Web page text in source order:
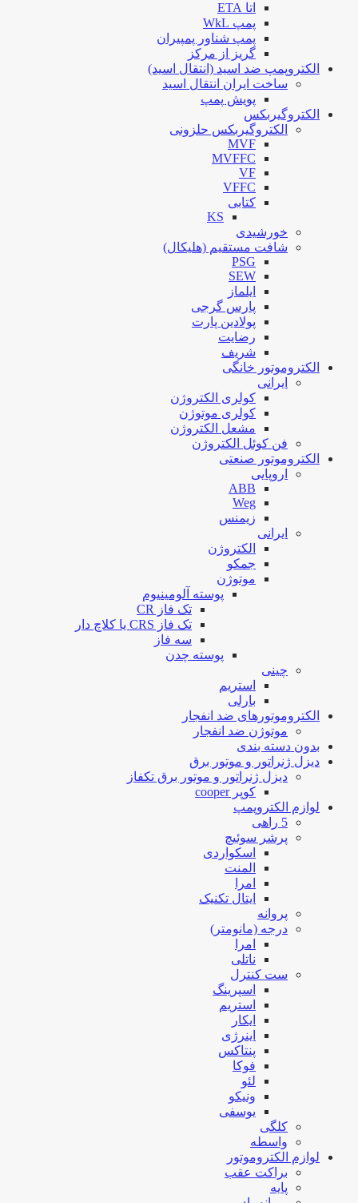
اتا ETA
پمپ WkL
پمپ شناور پمپیران
گریز از مرکز
الکتروپمپ ضد اسید (انتقال اسید)
ساخت ایران انتقال اسید
پویش پمپ
الکتروگیربکس
الکتروگیربکس حلزونی
MVF
MVFFC
VF
VFFC
کتابی
KS
خورشیدی
شافت مستقیم (هلیکال)
PSG
SEW
ایلماز
پارس گرجی
پولادین پارت
رضایت
شریف
الکتروموتور خانگی
ایرانی
کولری الکتروژن
کولری موتوژن
مشعل الکتروژن
فن کوئل الکتروژن
الکتروموتور صنعتی
اروپایی
ABB
Weg
زیمنس
ایرانی
الکتروژن
جمکو
موتوژن
پوسته آلومینیوم
تک فاز CR
تک فاز CRS یا کلاچ دار
سه فاز
پوسته چدن
چینی
استریم
بارلی
الکتروموتورهای ضد انفجار
موتوژن ضد انفجار
بدون دسته بندی
دیزل ژنراتور و موتور برق
دیزل ژنراتور و موتور برق تکفاز
کوپر cooper
لوازم الکتروپمپ
5 راهی
پرشر سوئیچ
اسکواردی
المنت
امرا
ایتال تکنیک
پروانه
درجه (مانومتر)
امرا
ناتلی
ست کنترل
اسپرینگ
استریم
ایکار
اینرژی
پنتاکس
فوکا
لئو
ونیکو
یوسفی
کلگی
واسطه
لوازم الکتروموتور
براکت عقب
پایه